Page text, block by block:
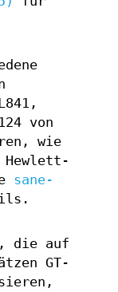
von
wie
Hewlett-
sane-
die auf
GT-